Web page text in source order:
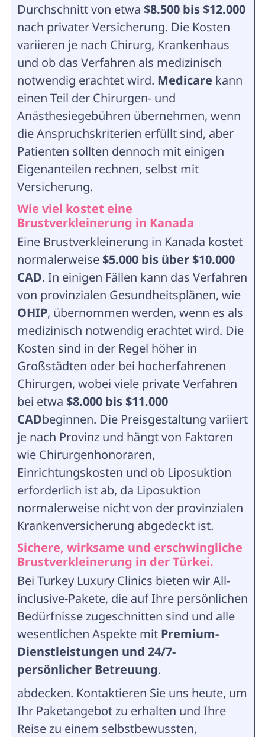
Durchschnitt von etwa $8.500 bis $12.000
nach privater Versicherung. Die Kosten
variieren je nach Chirurg, Krankenhaus
und ob das Verfahren als medizinisch
notwendig erachtet wird. Medicare kann
einen Teil der Chirurgen- und
Anästhesiegebühren übernehmen, wenn
die Anspruchskriterien erfüllt sind, aber
Patienten sollten dennoch mit einigen
Eigenanteilen rechnen, selbst mit
Versicherung.
Wie viel kostet eine
Brustverkleinerung in Kanada
Eine Brustverkleinerung in Kanada kostet
normalerweise $5.000 bis über $10.000
CAD. In einigen Fällen kann das Verfahren
von provinzialen Gesundheitsplänen, wie
OHIP, übernommen werden, wenn es als
medizinisch notwendig erachtet wird. Die
Kosten sind in der Regel höher in
Großstädten oder bei hocherfahrenen
Chirurgen, wobei viele private Verfahren
bei etwa $8.000 bis $11.000
CADbeginnen. Die Preisgestaltung variiert
je nach Provinz und hängt von Faktoren
wie Chirurgenhonoraren,
Einrichtungskosten und ob Liposuktion
erforderlich ist ab, da Liposuktion
normalerweise nicht von der provinzialen
Krankenversicherung abgedeckt ist.
Sichere, wirksame und erschwingliche
Brustverkleinerung in der Türkei.
Bei Turkey Luxury Clinics bieten wir All-
inclusive-Pakete, die auf Ihre persönlichen
Bedürfnisse zugeschnitten sind und alle
wesentlichen Aspekte mit Premium-
Dienstleistungen und 24/7-
persönlicher Betreuung.
abdecken. Kontaktieren Sie uns heute, um
Ihr Paketangebot zu erhalten und Ihre
Reise zu einem selbstbewussten,